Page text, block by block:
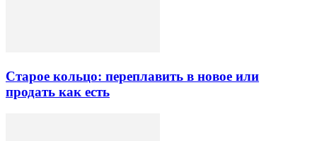
Старое кольцо: переплавить в новое или
продать как есть